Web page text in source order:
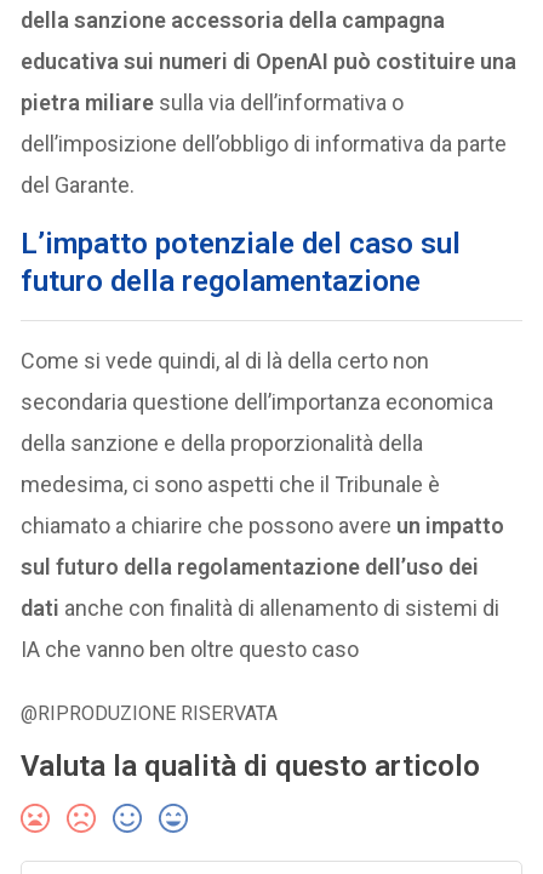
della sanzione accessoria della campagna
educativa sui numeri di OpenAI può costituire una
pietra miliare sulla via dell’informativa o
dell’imposizione dell’obbligo di informativa da parte
del Garante.
L’impatto potenziale del caso sul
futuro della regolamentazione
Come si vede quindi, al di là della certo non
secondaria questione dell’importanza economica
della sanzione e della proporzionalità della
medesima, ci sono aspetti che il Tribunale è
chiamato a chiarire che possono avere un impatto
sul futuro della regolamentazione dell’uso dei
dati anche con finalità di allenamento di sistemi di
IA che vanno ben oltre questo caso
@RIPRODUZIONE RISERVATA
Valuta la qualità di questo articolo